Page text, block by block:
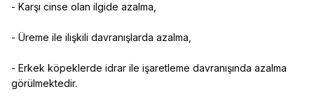
- Karşı cinse olan ilgide azalma,
- Üreme ile ilişkili davranışlarda azalma,
- Erkek köpeklerde idrar ile işaretleme davranışında azalma
görülmektedir.